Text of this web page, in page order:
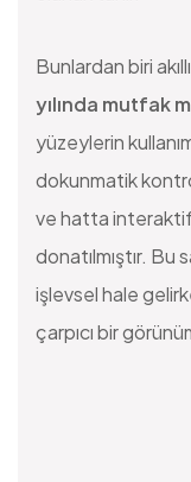
Bunlardan biri
yılında mutfak
yüzeylerin
dokunmatik
ve hatta
donatılmıştır.
işlevsel hale
çarpıcı bir